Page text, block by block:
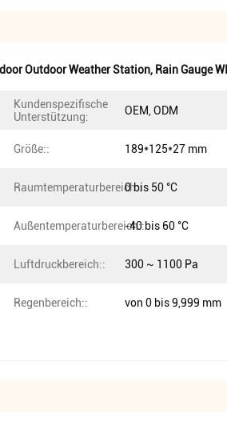
Outdoor Weather Station, Rain Gauge
Kundenspezifische
Unterstützung:
OEM, ODM
Größe:: 189*125*27 mm
Raumtemperaturbereich::0 bis 50 °C
Außentemperaturbereich::-40 bis 60 °C
Luftdruckbereich:: 300 ~ 1100 Pa
Regenbereich:: von 0 bis 9,999 mm